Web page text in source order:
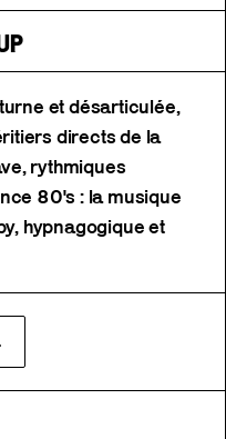
et désarticulée,
directs de la
rythmiques
80's : la musique
hypnagogique et